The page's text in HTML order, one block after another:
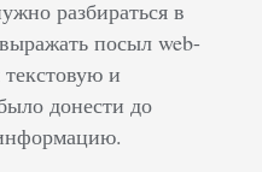
разбираться в
посыл web-
и
донести до